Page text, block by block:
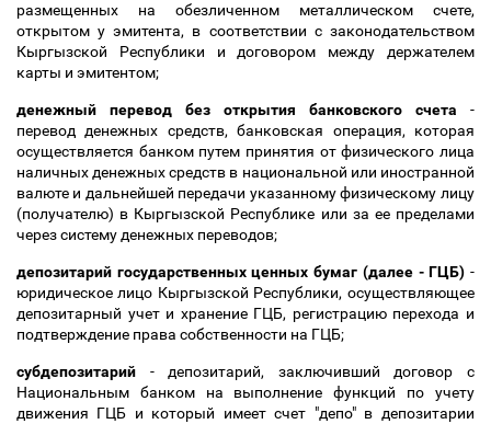
размещенных на обезличенном металлическом счете,
открытом у эмитента, в соответствии с законодательством
Кыргызской Республики и договором между держателем
карты и эмитентом;
денежный перевод без открытия банковского счета -
перевод денежных средств, банковская операция, которая
осуществляется банком путем принятия от физического лица
наличных денежных средств в национальной или иностранной
валюте и дальнейшей передачи указанному физическому лицу
(получателю) в Кыргызской Республике или за ее пределами
через систему денежных переводов;
депозитарий государственных ценных бумаг (далее - ГЦБ) -
юридическое лицо Кыргызской Республики, осуществляющее
депозитарный учет и хранение ГЦБ, регистрацию перехода и
подтверждение права собственности на ГЦБ;
субдепозитарий - депозитарий, заключивший договор с
Национальным банком на выполнение функций по учету
движения ГЦБ и который имеет счет "депо" в депозитарии